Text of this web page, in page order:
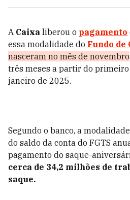
A Caixa liberou o pagamento
essa modalidade do Fundo de
nasceram no mês de novembro.
três meses a partir do
janeiro de 2025.
Segundo o banco, a
do saldo da conta do FGTS
pagamento do saque-
cerca de 34,2 milhões de
saque.